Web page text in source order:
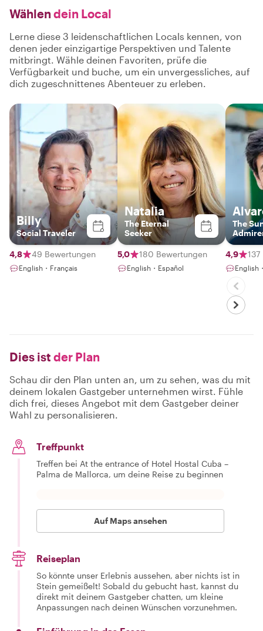
Wählen dein Local
Lerne diese 3 leidenschaftlichen Locals kennen, von
denen jeder einzigartige Perspektiven und Talente
mitbringt. Wähle deinen Favoriten, prüfe die
Verfügbarkeit und buche, um ein unvergessliches, auf
dich zugeschnittenes Abenteuer zu erleben.
Billy
Social Traveler
4,8 49 Bewertungen
English・Français
Natalia
The Eternal
Seeker
5,0 180 Bewertungen
English・Español
The
4,9
English
Dies ist der Plan
Schau dir den Plan unten an, um zu sehen, was du mit
deinem lokalen Gastgeber unternehmen wirst. Fühle
dich frei, dieses Angebot mit dem Gastgeber deiner
Wahl zu personalisieren.
Treffpunkt
Treffen bei At the entrance of Hotel Hostal Cuba –
Palma de Mallorca, um deine Reise zu beginnen
Auf Maps ansehen
Reiseplan
So könnte unser Erlebnis aussehen, aber nichts ist in
Stein gemeißelt! Sobald du gebucht hast, kannst du
direkt mit deinem Gastgeber chatten, um kleine
Anpassungen nach deinen Wünschen vorzunehmen.